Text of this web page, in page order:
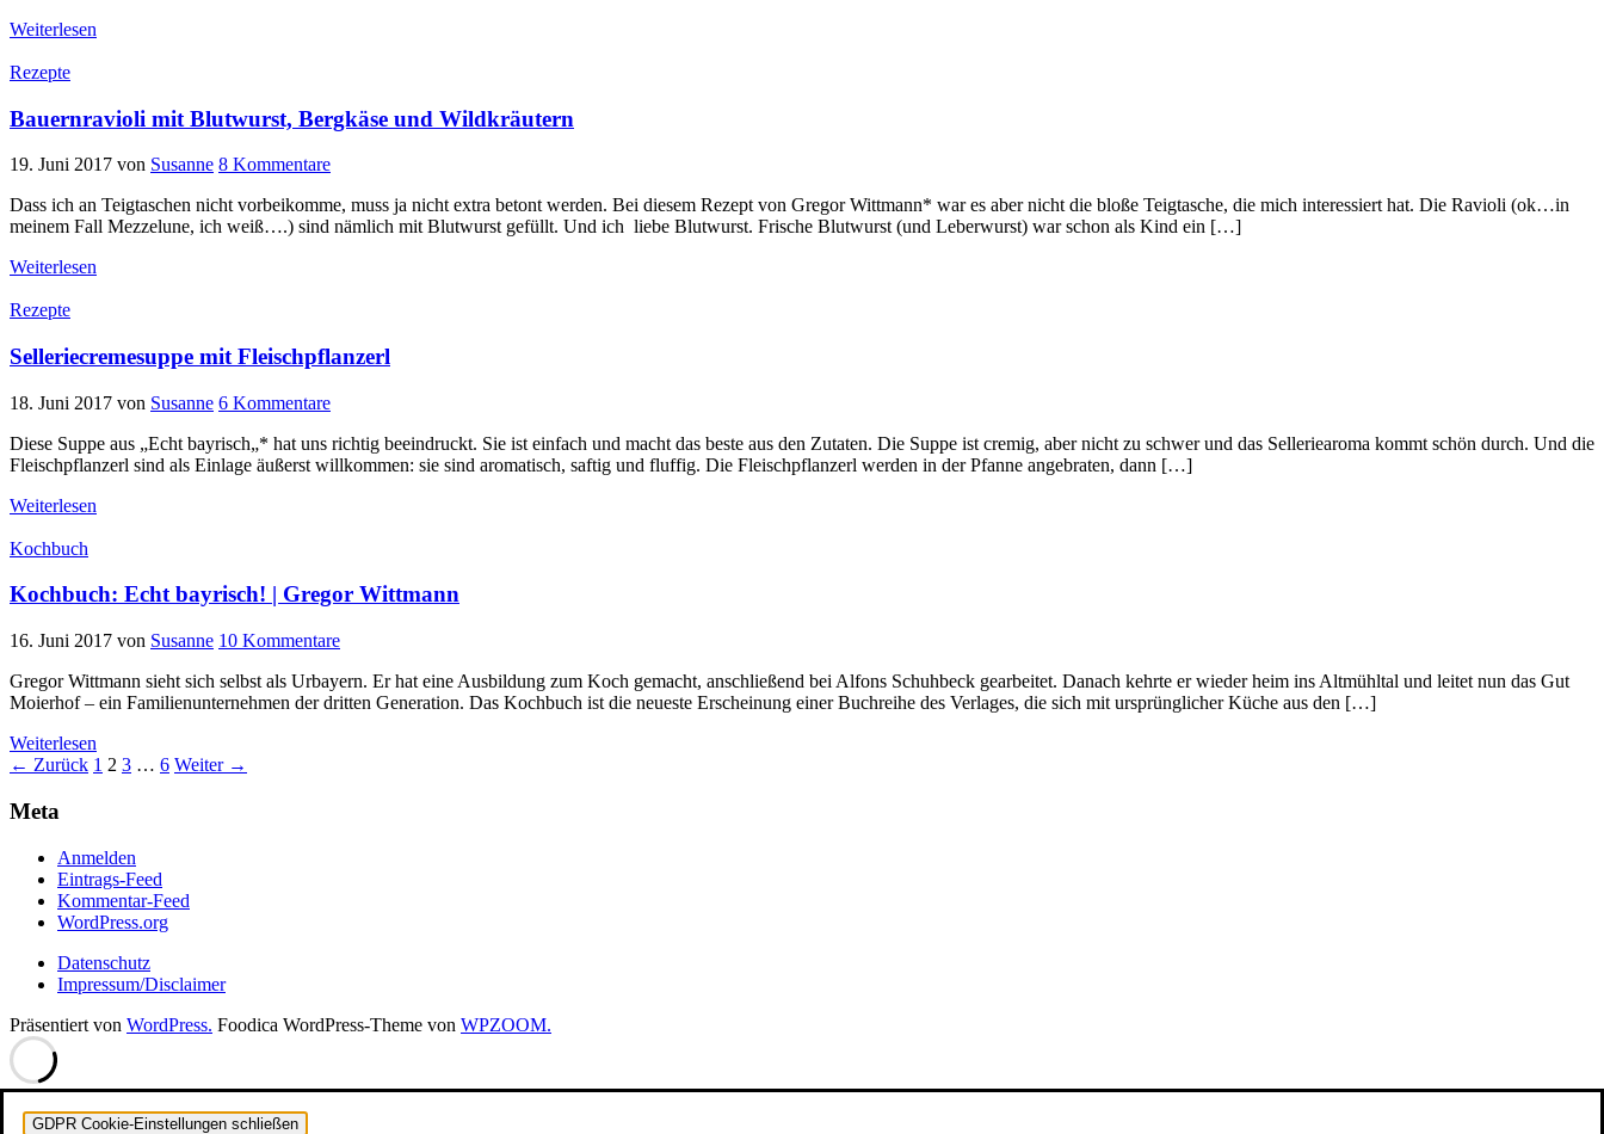
Weiterlesen
Rezepte
Bauernravioli mit Blutwurst, Bergkäse und Wildkräutern
19. Juni 2017 von Susanne 8 Kommentare
Dass ich an Teigtaschen nicht vorbeikomme, muss ja nicht extra betont werden. Bei diesem Rezept von Gregor Wittmann* war es aber nicht die bloße Teigtasche, die mich interessiert hat. Die Ravioli (ok…in
meinem Fall Mezzelune, ich weiß….) sind nämlich mit Blutwurst gefüllt. Und ich liebe Blutwurst. Frische Blutwurst (und Leberwurst) war schon als Kind ein […]
Weiterlesen
Rezepte
Selleriecremesuppe mit Fleischpflanzerl
18. Juni 2017 von Susanne 6 Kommentare
Diese Suppe aus „Echt bayrisch„* hat uns richtig beeindruckt. Sie ist einfach und macht das beste aus den Zutaten. Die Suppe ist cremig, aber nicht zu schwer und das Selleriearoma kommt schön durch. Und die
Fleischpflanzerl sind als Einlage äußerst willkommen: sie sind aromatisch, saftig und fluffig. Die Fleischpflanzerl werden in der Pfanne angebraten, dann […]
Weiterlesen
Kochbuch
Kochbuch: Echt bayrisch! | Gregor Wittmann
16. Juni 2017 von Susanne 10 Kommentare
Gregor Wittmann sieht sich selbst als Urbayern. Er hat eine Ausbildung zum Koch gemacht, anschließend bei Alfons Schuhbeck gearbeitet. Danach kehrte er wieder heim ins Altmühltal und leitet nun das Gut
Moierhof – ein Familienunternehmen der dritten Generation. Das Kochbuch ist die neueste Erscheinung einer Buchreihe des Verlages, die sich mit ursprünglicher Küche aus den […]
Weiterlesen
Seitennummerierung
der
← Zurück 1 2 3 … 6 Weiter →
Meta
Anmelden
Eintrags-Feed
Kommentar-Feed
WordPress.org
Datenschutz
Impressum/Disclaimer
Präsentiert von WordPress. Foodica WordPress-Theme von WPZOOM.
GDPR Cookie-Einstellungen schließen